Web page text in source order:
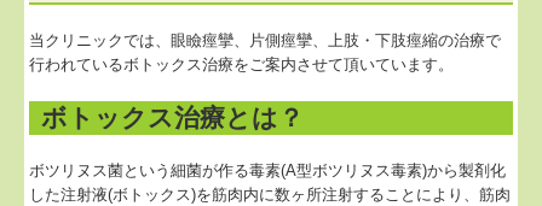
もの忘れ外来・認知症外来
ボトックス外来
よくある質問
当クリニックでは、眼瞼痙攣、片側痙攣、上肢・下肢痙縮の治療で
行われているボトックス治療をご案内させて頂いています。
ボトックス治療とは？
ボツリヌス菌という細菌が作る毒素(A型ボツリヌス毒素)から製剤化
した注射液(ボトックス)を筋肉内に数ヶ所注射することにより、筋肉